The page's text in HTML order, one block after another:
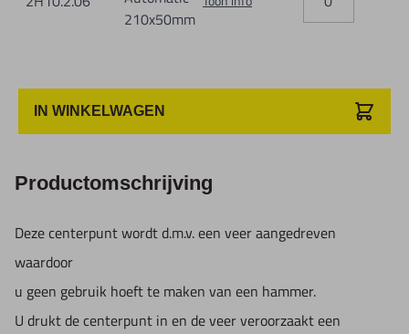
210x50mm
IN WINKELWAGEN
Productomschrijving
Deze centerpunt wordt d.m.v. een veer aangedreven
waardoor
u geen gebruik hoeft te maken van een hammer.
U drukt de centerpunt in en de veer veroorzaakt een